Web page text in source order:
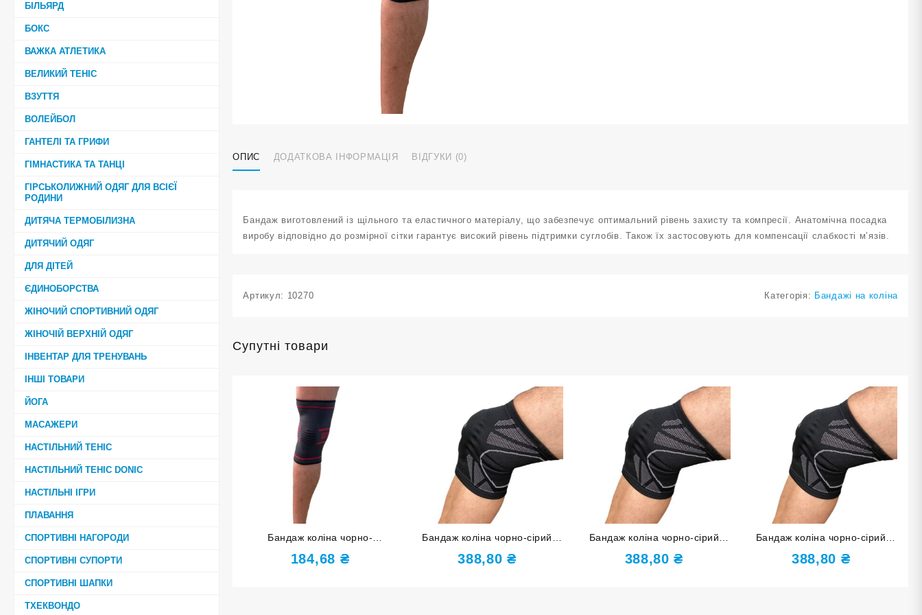
БІЛЬЯРД
БОКС
ВАЖКА АТЛЕТИКА
ВЕЛИКИЙ ТЕНІС
ВЗУТТЯ
ВОЛЕЙБОЛ
ГАНТЕЛІ ТА ГРИФИ
ГІМНАСТИКА ТА ТАНЦІ
ГІРСЬКОЛИЖНИЙ ОДЯГ ДЛЯ ВСІЄЇ
РОДИНИ
ДИТЯЧА ТЕРМОБІЛИЗНА
ДИТЯЧИЙ ОДЯГ
ДЛЯ ДІТЕЙ
ЄДИНОБОРСТВА
ЖІНОЧИЙ СПОРТИВНИЙ ОДЯГ
ЖІНОЧІЙ ВЕРХНІЙ ОДЯГ
ІНВЕНТАР ДЛЯ ТРЕНУВАНЬ
ІНШІ ТОВАРИ
ЙОГА
МАСАЖЕРИ
НАСТІЛЬНИЙ ТЕНІС
НАСТІЛЬНИЙ ТЕНІС DONIC
НАСТІЛЬНІ ІГРИ
ПЛАВАННЯ
СПОРТИВНІ НАГОРОДИ
СПОРТИВНІ СУПОРТИ
СПОРТИВНІ ШАПКИ
ТХЕКВОНДО
ОПИС ДОДАТКОВА ІНФОРМАЦІЯ ВІДГУКИ (0)
Бандаж виготовлений із щільного та еластичного матеріалу, що забезпечує оптимальний рівень захисту та компресії. Анатомічна посадка
виробу відповідно до розмірної сітки гарантує високий рівень підтримки суглобів. Також їх застосовують для компенсації слабкості м’язів.
Артикул: 10270 Категорія: Бандажі на коліна
Супутні товари
Бандаж коліна чорно-
оранжевий розмір L ST-2559-L
184,68 ₴
Бандаж коліна чорно-сірий
розмір L ST-2592-L
388,80₴
Бандаж коліна чорно-сірий
розмір XL ST-2592-XL
388,80₴
Бандаж коліна чорно-сірий
розмір S ST-2592-S
388,80 ₴